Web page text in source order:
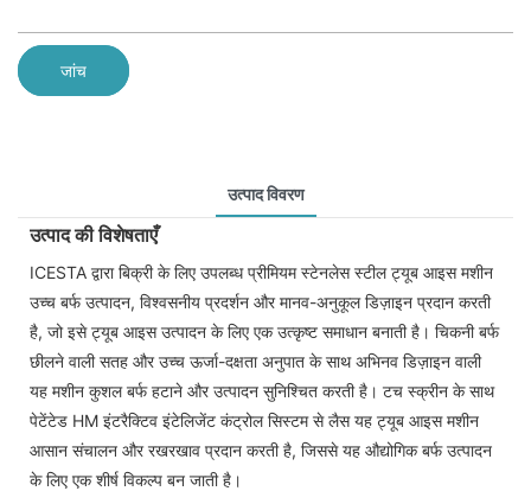
जांच
उत्पाद विवरण
उत्पाद की विशेषताएँ
ICESTA द्वारा बिक्री के लिए उपलब्ध प्रीमियम स्टेनलेस स्टील ट्यूब आइस मशीन
उच्च बर्फ उत्पादन, विश्वसनीय प्रदर्शन और मानव-अनुकूल डिज़ाइन प्रदान करती
है, जो इसे ट्यूब आइस उत्पादन के लिए एक उत्कृष्ट समाधान बनाती है। चिकनी बर्फ
छीलने वाली सतह और उच्च ऊर्जा-दक्षता अनुपात के साथ अभिनव डिज़ाइन वाली
यह मशीन कुशल बर्फ हटाने और उत्पादन सुनिश्चित करती है। टच स्क्रीन के साथ
पेटेंटेड HM इंटरैक्टिव इंटेलिजेंट कंट्रोल सिस्टम से लैस यह ट्यूब आइस मशीन
आसान संचालन और रखरखाव प्रदान करती है, जिससे यह औद्योगिक बर्फ उत्पादन
के लिए एक शीर्ष विकल्प बन जाती है।